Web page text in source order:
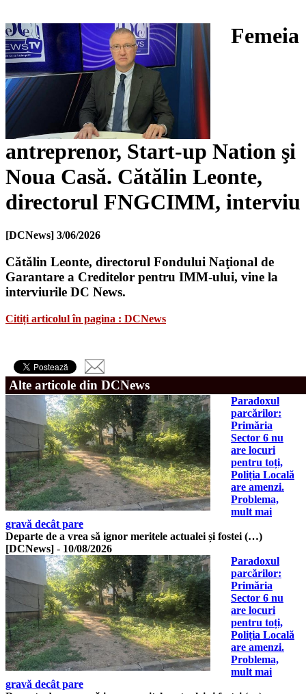
Femeia
antreprenor, Start-up Nation şi
Noua Casă. Cătălin Leonte,
directorul FNGCIMM, interviu
[DCNews] 3/06/2026
Cătălin Leonte, directorul Fondului Naţional de
Garantare a Creditelor pentru IMM-ului, vine la
interviurile DC News.
Citiți articolul în pagina : DCNews
Alte articole din DCNews
Paradoxul
parcărilor:
Primăria
Sector 6 nu
are locuri
pentru toți,
Poliția Locală
are amenzi.
Problema,
mult mai
gravă decât pare
Departe de a vrea să ignor meritele actualei și fostei (…)
[DCNews] - 10/08/2026
Paradoxul
parcărilor:
Primăria
Sector 6 nu
are locuri
pentru toți,
Poliția Locală
are amenzi.
Problema,
mult mai
gravă decât pare